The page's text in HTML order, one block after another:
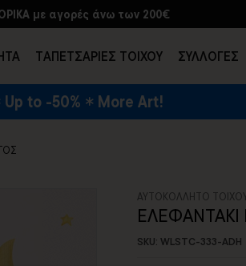
με αγορές άνω των 200€
TΑΠΕΤΣΑΡΙΕΣ ΤΟΙΧΟΥ ΣΥΛΛΟΓΕΣ
& ΑΞΕΣΟΥΑΡ
Up to -50% More Art!
ΑΥΤΟΚΟΛΛΗΤΟ
ΕΛΕΦΑΝΤΑΚΙ
SKU: WLSTC-333-ADH